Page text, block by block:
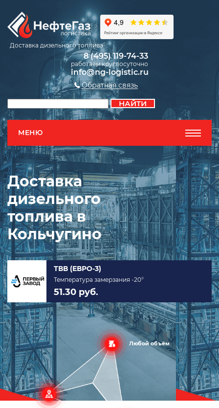
Доставка дизельного топлива
8 (495) 119-74-33
работаем круглосуточно
info@ng-logistic.ru
Обратная связь
МЕНЮ
Доставка
дизельного
топлива в
Кольчугино
ТВВ (ЕВРО-3)
Температура замерзания -20°
51.30 руб.
Любой объём